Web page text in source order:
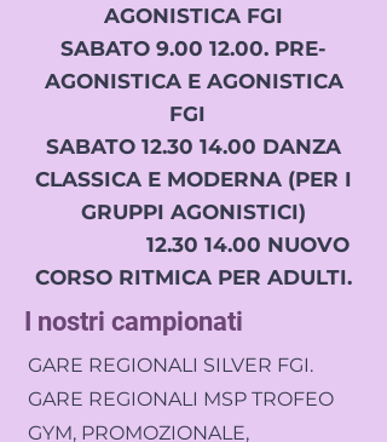
AGONISTICA FGI
SABATO 9.00 12.00. PRE-
AGONISTICA E AGONISTICA
FGI
SABATO 12.30 14.00 DANZA
CLASSICA E MODERNA (PER I
GRUPPI AGONISTICI)
12.30 14.00 NUOVO
CORSO RITMICA PER ADULTI.
I nostri campionati
GARE REGIONALI SILVER FGI.
GARE REGIONALI MSP TROFEO
GYM, PROMOZIONALE,